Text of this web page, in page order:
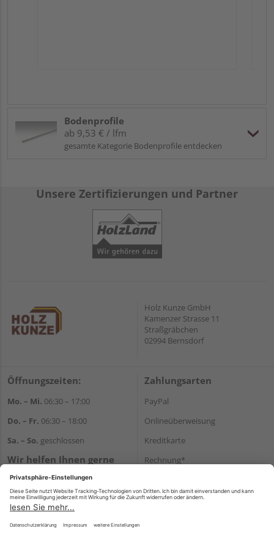
Bodenprofile
ab 9,53 € / lfm
gesamte Kategorie Bodenprofile entdecken
Unsere Zertifizierungen und Partner
Holz Kunze GmbH
Kamenzer Strasse 11
Straßgräbchen
02994 Bernsdorf
Öffnungszeiten:
Mo. – Mi. 06:30 – 17:00
Do. – Fr. 06:30 – 18:00
Sa. – So. geschlossen
Wir helfen Ihnen gerne
weiter
+49 35723 23123
E-Mail:info@holz-kunze.de
Zahlungsarten
PayPal
Onlineüberweisung
Kreditkarte
Rechnung*
Versand